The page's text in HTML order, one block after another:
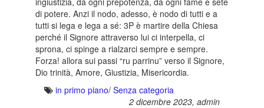
di potere. Anzi il nodo, adesso, è nodo di tutti e a
tutti si lega e lega a sé: 3P è martire della Chiesa
perché il Signore attraverso lui ci interpella, ci
sprona, ci spinge a rialzarci sempre e sempre.
Forza! allora sui passi “ru parrinu” verso il Signore,
Dio trinità, Amore, Giustizia, Misericordia.
in primo piano/ Senza categoria
2 dicembre 2023, admin